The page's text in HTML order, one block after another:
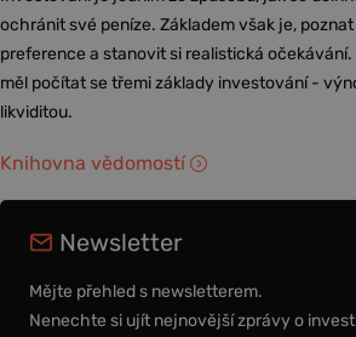
ochránit své peníze. Základem však je,
preference a stanovit si realistická očekávání.
měl počítat se třemi základy investování -
likviditou.
Knihovna vědomostí
Newsletter
Mějte přehled s newsletterem.
Nenechte si ujít nejnovější zprávy o